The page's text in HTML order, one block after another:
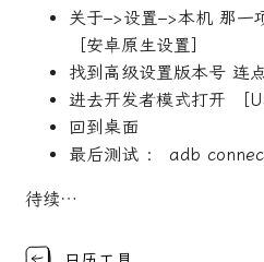
关于–>设置–>本机 那一
［安卓原生设置］
找到高级设置版本号 连
进去开发者模式打开 ［
回到桌面
最后测试 ： adb
待续…